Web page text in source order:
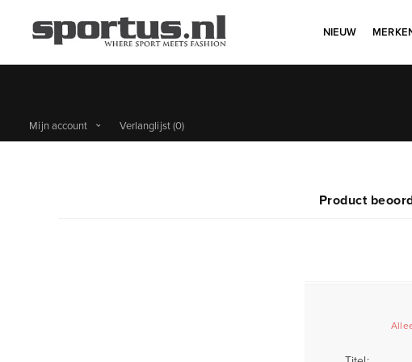
NIEUW
Mijn account Verlanglijst(0)
Product